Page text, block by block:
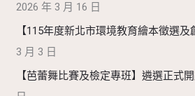
2026 年 3 月 16 日
【115年度新北市環境教育繪本徵選及
3 月 3 日
【芭蕾舞比賽及檢定專班】遴選正式開